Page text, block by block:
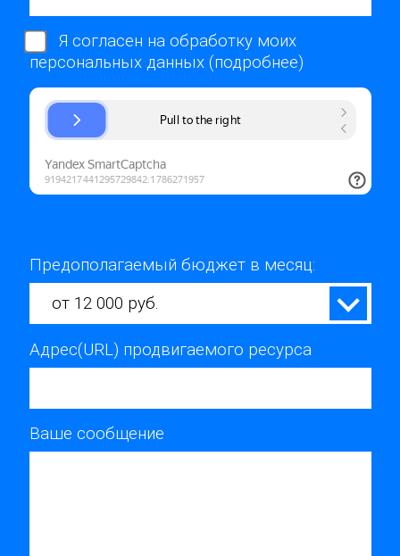
Я согласен на обработку моих
персональных данных (подробнее)
Предополагаемый бюджет в месяц:
от 12 000 руб.
Адрес(URL) продвигаемого ресурса
Ваше сообщение